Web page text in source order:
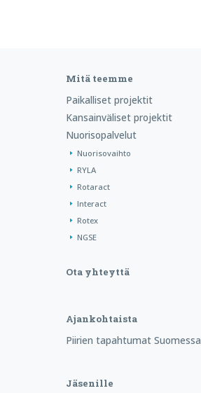
Mitä teemme
Paikalliset projektit
Kansainväliset projektit
Nuorisopalvelut
Nuorisovaihto
RYLA
Rotaract
Interact
Rotex
NGSE
Ota yhteyttä
Ajankohtaista
Piirien tapahtumat Suomessa
Jäsenille